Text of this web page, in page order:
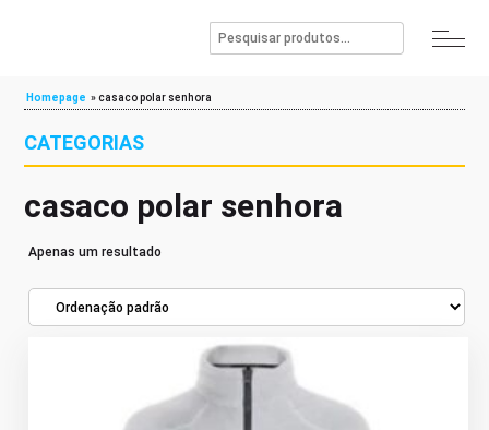
Homepage »casaco polar senhora
CATEGORIAS
casaco polar senhora
Apenas um resultado